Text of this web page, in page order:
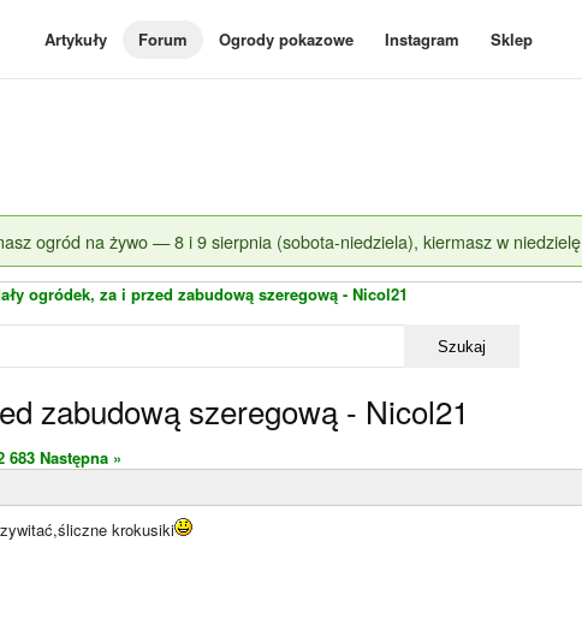
Artykuły Forum Ogrody pokazowe Instagram Sklep
ogród na żywo — 8 i 9 sierpnia (sobota-niedziela), kiermasz w niedzielę
ogródek, za i przed zabudową szeregową - Nicol21
Szukaj
zabudową szeregową - Nicol21
683 Następna »
krokusiki